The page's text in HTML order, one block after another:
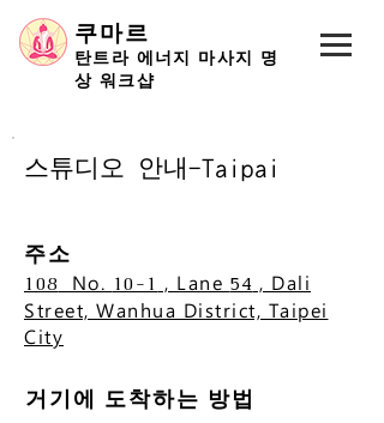
쿠마르
탄트라 에너지 마사지 명
상 워크샵
스튜디오 안내-Taipai
주소
108 No. 10-1 , Lane 54 , Dali
Street, Wanhua District, Taipei
City
거기에 도착하는 방법